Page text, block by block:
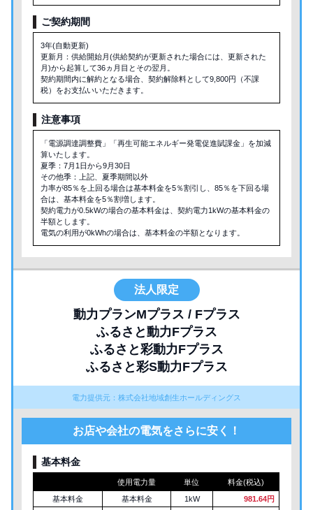
ご契約期間
3年(自動更新)
更新月：供給開始月(供給契約が更新された場合には、更新された
月)から起算して36ヵ月目とその翌月。
契約期間内に解約となる場合、契約解除料として9,800円（不課
税）をお支払いいただきます。
注意事項
「電源調達調整費」「再生可能エネルギー発電促進賦課金」を加減
算いたします。
夏季：7月1日から9月30日
その他季：上記、夏季期間以外
力率が85％を上回る場合は基本料金を5％割引し、85％を下回る場
合は、基本料金を5％割増します。
契約電力が0.5kWの場合の基本料金は、契約電力1kWの基本料金の
半額とします。
電気の利用が0kWhの場合は、基本料金の半額となります。
動力プランMプラス / Fプラス
ふるさと動力Fプラス
ふるさと彩動力Fプラス
ふるさと彩S動力Fプラス
電力提供元：株式会社地域創生ホールディングス
法人限定
お店や会社の電気をさらに安く！
基本料金
使用電力量 単位
料金(税込)
基本料金
基本料金 1kW 981.64円